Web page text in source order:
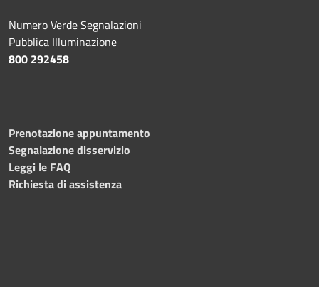
Numero Verde Segnalazioni
Pubblica Illuminazione
800 292458
Prenotazione appuntamento
Segnalazione disservizio
Leggi le FAQ
Richiesta di assistenza